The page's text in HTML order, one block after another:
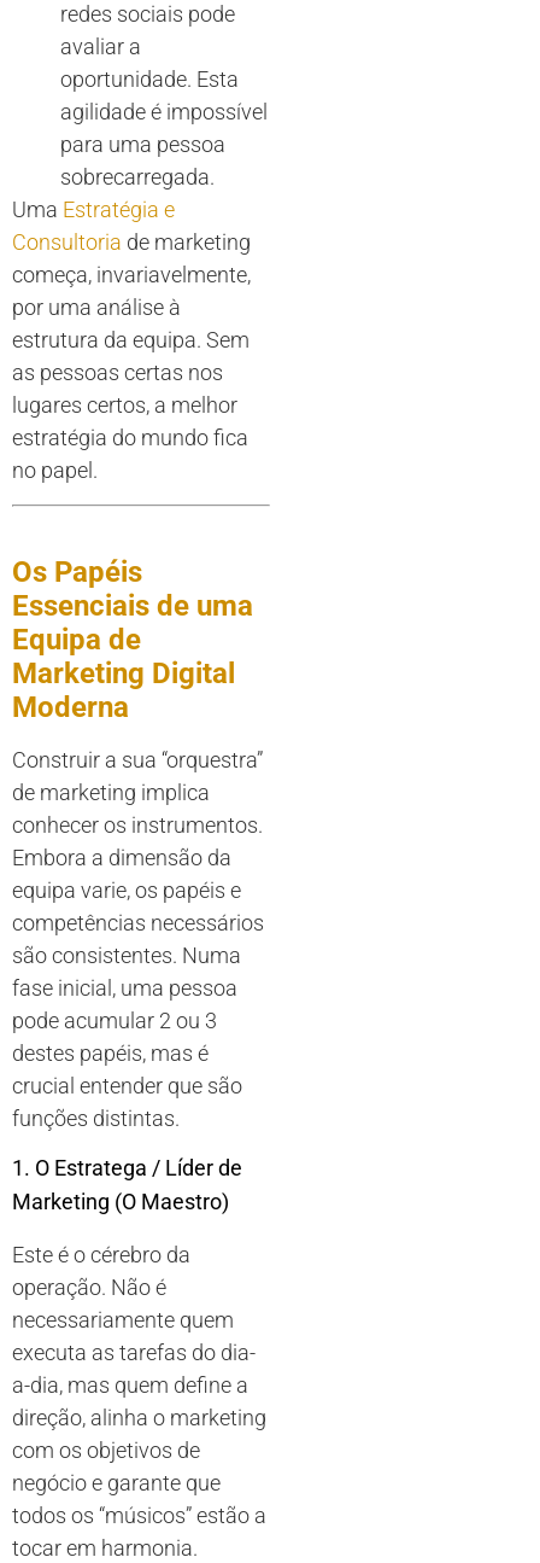
redes sociais pode
avaliar a
oportunidade. Esta
agilidade é impossível
para uma pessoa
sobrecarregada.
Uma Estratégia e
Consultoria de marketing
começa, invariavelmente,
por uma análise à
estrutura da equipa. Sem
as pessoas certas nos
lugares certos, a melhor
estratégia do mundo fica
no papel.
Os Papéis
Essenciais de uma
Equipa de
Marketing Digital
Moderna
Construir a sua “orquestra”
de marketing implica
conhecer os instrumentos.
Embora a dimensão da
equipa varie, os papéis e
competências necessários
são consistentes. Numa
fase inicial, uma pessoa
pode acumular 2 ou 3
destes papéis, mas é
crucial entender que são
funções distintas.
1. O Estratega / Líder de
Marketing (O Maestro)
Este é o cérebro da
operação. Não é
necessariamente quem
executa as tarefas do dia-
a-dia, mas quem define a
direção, alinha o marketing
com os objetivos de
negócio e garante que
todos os “músicos” estão a
tocar em harmonia.